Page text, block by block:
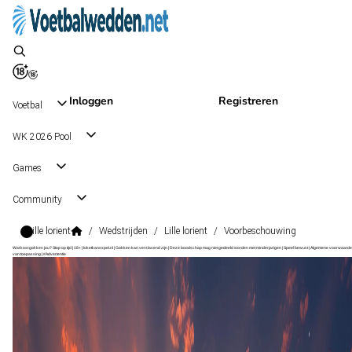
Inloggen Registreren
Voetbal
WK 2026 Pool
Games
Community
Lille lorient / Wedstrijden / Lille lorient / Voorbeschouwing
Wat kost gokken jou? Stop op tijd | 18+ | loketkansspel.nl | Gokken kan verslavend zijn | Deze boodschap mag niet gedeeld worden met minderjarigen | Speel bewust | Algemene
van toepassing | #Advertentie
Ligue 1
12 dec 16:00